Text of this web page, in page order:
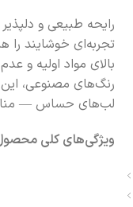
رایحه طبیعی و
تجربه‌ای خوشایند را
بالای مواد اولیه و
رنگ‌های مصنوعی،
لب‌های حساس —
ویژگی‌های کلی